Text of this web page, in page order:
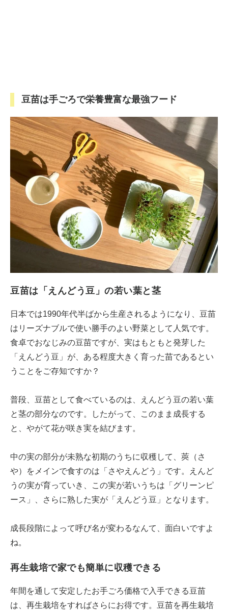
豆苗は手ごろで栄養豊富な最強フード
豆苗は「えんどう豆」の若い葉と茎
日本では1990年代半ばから生産されるようになり、豆苗
はリーズナブルで使い勝手のよい野菜として人気です。
食卓でおなじみの豆苗ですが、実はもともと発芽した
「えんどう豆」が、ある程度大きく育った苗であるとい
うことをご存知ですか？
普段、豆苗として食べているのは、えんどう豆の若い葉
と茎の部分なのです。したがって、このまま成長する
と、やがて花が咲き実を結びます。
中の実の部分が未熟な初期のうちに収穫して、莢（さ
や）をメインで食すのは「さやえんどう」です。えんど
うの実が育っていき、この実が若いうちは「グリーンピ
ース」、さらに熟した実が「えんどう豆」となります。
成長段階によって呼び名が変わるなんて、面白いですよ
ね。
再生栽培で家でも簡単に収穫できる
年間を通して安定したお手ごろ価格で入手できる豆苗
は、再生栽培をすればさらにお得です。豆苗を再生栽培